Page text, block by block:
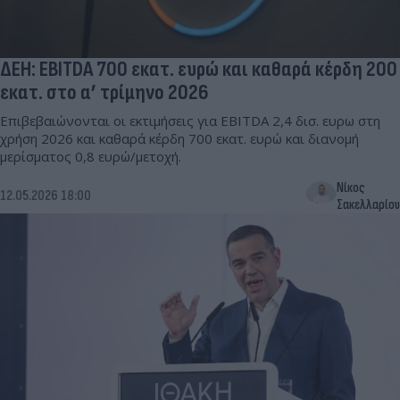
ΔΕΗ: EBITDA 700 εκατ. ευρώ και καθαρά κέρδη 200
εκατ. στο α’ τρίμηνο 2026
Επιβεβαιώνονται οι εκτιμήσεις για EBITDA 2,4 δισ. ευρω στη
χρήση 2026 και καθαρά κέρδη 700 εκατ. ευρώ και διανομή
μερίσματος 0,8 ευρώ/μετοχή.
12.05.2026 18:00
Νίκος
Σακελλαρίου